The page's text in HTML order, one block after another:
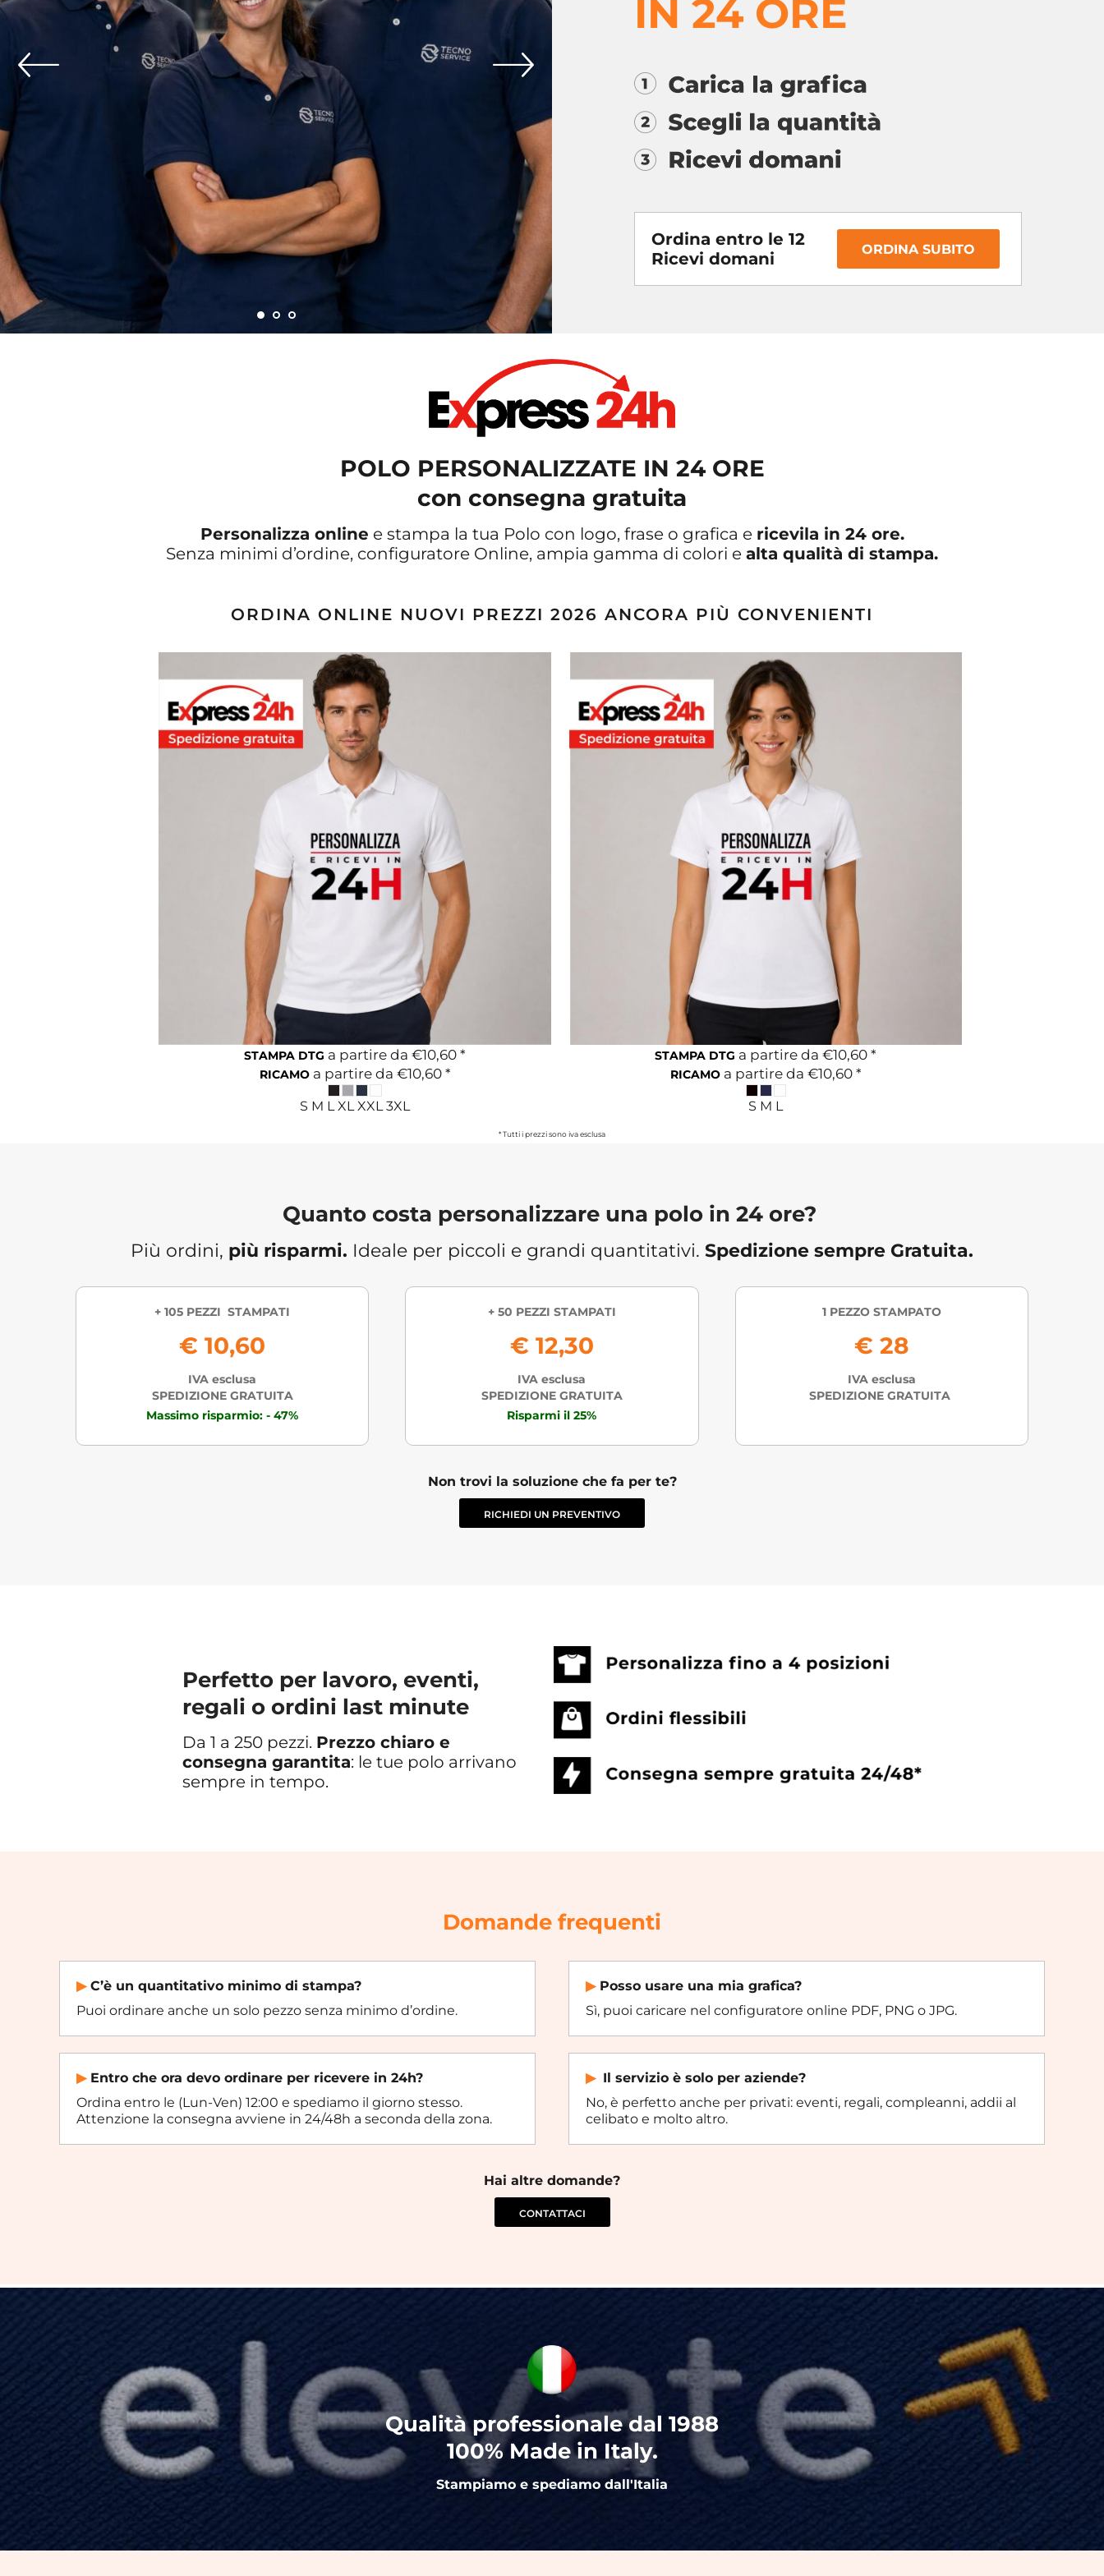
IN 24 ORE
Ordina entro le 12
Ricevi domani
ORDINA SUBITO
POLO PERSONALIZZATE IN 24 ORE
con consegna gratuita
Personalizza online e stampa la tua Polo con logo, frase o grafica e ricevila in 24 ore.
Senza minimi d’ordine, configuratore Online, ampia gamma di colori e alta qualità di stampa.
ORDINA ONLINE NUOVI PREZZI 2026 ANCORA PIÙ CONVENIENTI
STAMPA DTG a partire da €10,60 *
RICAMOa partire da €10,60 *
S M L XL XXL 3XL
STAMPA DTG a partire da €10,60 *
RICAMOa partire da €10,60 *
S M L
* Tutti i prezzi sono iva esclusa
Quanto costa personalizzare una polo in 24 ore?
Più ordini, più risparmi. Ideale per piccoli e grandi quantitativi. Spedizione sempre Gratuita.
+ 105 PEZZI STAMPATI
€ 10,60
IVA esclusa
SPEDIZIONE GRATUITA
Massimo risparmio: - 47%
+ 50 PEZZI STAMPATI
€ 12,30
IVA esclusa
SPEDIZIONE GRATUITA
Risparmi il 25%
1 PEZZO STAMPATO
€ 28
IVA esclusa
SPEDIZIONE GRATUITA
Non trovi la soluzione che fa per te?
RICHIEDI UN PREVENTIVO
Perfetto per lavoro, eventi,
regali o ordini last minute
Da 1 a 250 pezzi. Prezzo chiaro e
consegna garantita: le tue polo arrivano
sempre in tempo.
Domande frequenti
▶︎C’è un quantitativo minimo di stampa?
Puoi ordinare anche un solo pezzo senza minimo d’ordine.
▶︎ Entro che ora devo ordinare per ricevere in 24h?
Ordina entro le (Lun-Ven) 12:00 e spediamo il giorno stesso.
Attenzione la consegna avviene in 24/48h a seconda della zona.
▶︎ Posso usare una mia grafica?
Sì, puoi caricare nel configuratore online PDF, PNG o JPG.
▶︎ Il servizio è solo per aziende?
No, è perfetto anche per privati: eventi, regali, compleanni, addii al
celibato e molto altro.
Hai altre domande?
CONTATTACI
Qualità professionale dal 1988
100% Made in Italy.
Stampiamo e spediamo dall'Italia